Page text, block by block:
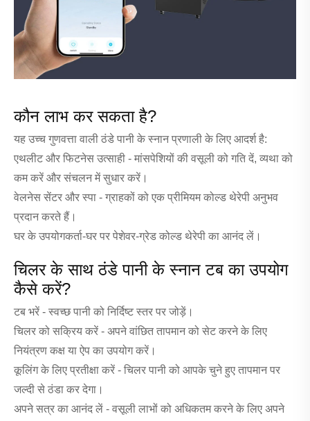
कौन लाभ कर सकता है?
यह उच्च गुणवत्ता वाली ठंडे पानी के स्नान प्रणाली के लिए आदर्श है:
एथलीट और फिटनेस उत्साही - मांसपेशियों की वसूली को गति दें, व्यथा को
कम करें और संचलन में सुधार करें।
वेलनेस सेंटर और स्पा - ग्राहकों को एक प्रीमियम कोल्ड थेरेपी अनुभव
प्रदान करते हैं।
घर के उपयोगकर्ता-घर पर पेशेवर-ग्रेड कोल्ड थेरेपी का आनंद लें।
चिलर के साथ ठंडे पानी के स्नान टब का उपयोग
कैसे करें?
टब भरें - स्वच्छ पानी को निर्दिष्ट स्तर पर जोड़ें।
चिलर को सक्रिय करें - अपने वांछित तापमान को सेट करने के लिए
नियंत्रण कक्ष या ऐप का उपयोग करें।
कूलिंग के लिए प्रतीक्षा करें - चिलर पानी को आपके चुने हुए तापमान पर
जल्दी से ठंडा कर देगा।
अपने सत्र का आनंद लें - वसूली लाभों को अधिकतम करने के लिए अपने